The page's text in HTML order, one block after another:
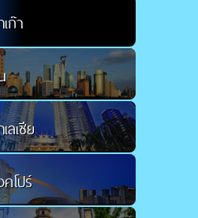
ก๊า
ลเซีย
โปร์